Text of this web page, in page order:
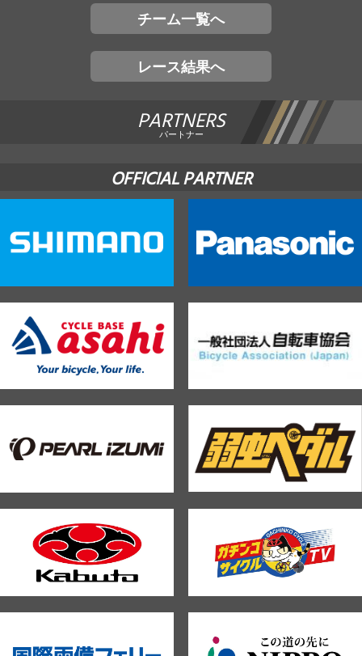
チーム一覧へ
レース結果へ
PARTNERS
パートナー
OFFICIAL PARTNER